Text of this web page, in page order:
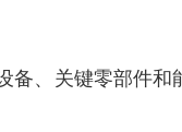
备、关键零部件和